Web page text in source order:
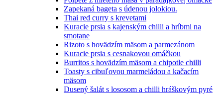
Zapekaná bageta s údenou jolokiou.
Thai red curry s krevetami
Kuracie prsia s kajenským chilli a hríbmi na
smotane
Rizoto s hovädzím mäsom a parmezánom
Kuracie prsia s cesnakovou omáčkou
Burritos s hovädzím mäsom a chipotle chilli
Toasty s cibuľovou marmeládou a kačacím
mäsom
Dusený šalát s lososom a chilli hráškovým pyré